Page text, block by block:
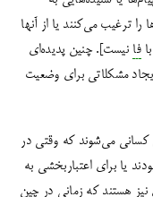
ترغیب می‌کنند یا از آنها
فا نیست]. چنین پدیده‌ای
ایجاد مشکلاتی برای وضعیت
کسانی می‌شوند که وقتی در
یا برای اعتباربخشی به
نیز هستند که زمانی در چین